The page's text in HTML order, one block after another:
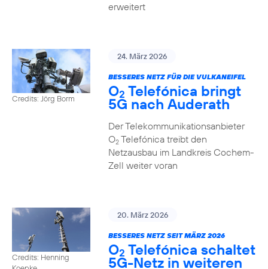
erweitert
Credits: Jörg Borm
24. März 2026
BESSERES NETZ FÜR DIE VULKANEIFEL
O2 Telefónica bringt
5G nach Auderath
Der Telekommunikationsanbieter
O2Telefónica treibt den
Netzausbau im Landkreis Cochem-
Zell weiter voran
Credits: Henning
20. März 2026
BESSERES NETZ SEIT MÄRZ 2026
O2 Telefónica schaltet
5G-Netz in weiteren